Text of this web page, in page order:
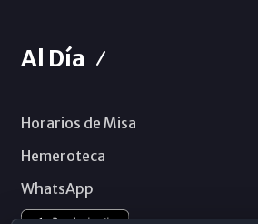
Al Día
Horarios de Misa
Hemeroteca
WhatsApp